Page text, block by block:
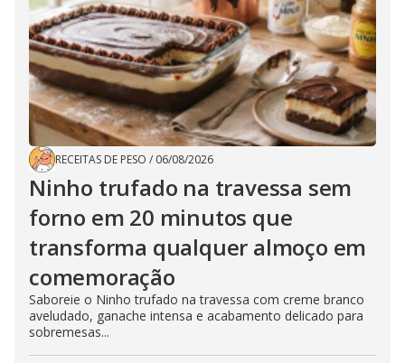
RECEITAS DE PESO / 06/08/2026
Ninho trufado na travessa sem
forno em 20 minutos que
transforma qualquer almoço em
comemoração
Saboreie o Ninho trufado na travessa com creme branco
aveludado, ganache intensa e acabamento delicado para
sobremesas...